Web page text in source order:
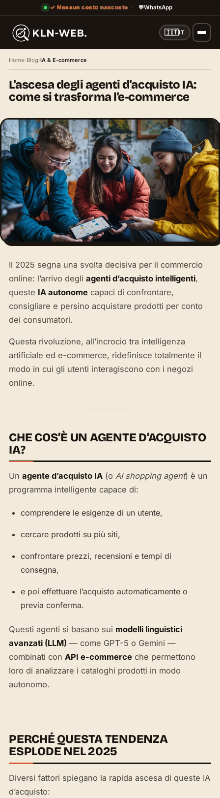
✓ Nessun costo nascosto · 💬WhatsApp
🇮🇹IT
Home›Blog›IA & E-commerce
L'ascesa degli agenti d'acquisto IA:
come si trasforma l'e-commerce
Il 2025 segna una svolta decisiva per il commercio
online: l’arrivo degli agenti d’acquisto intelligenti,
queste IA autonome capaci di confrontare,
consigliare e persino acquistare prodotti per conto
dei consumatori.
Questa rivoluzione, all’incrocio tra intelligenza
artificiale ed e-commerce, ridefinisce totalmente il
modo in cui gli utenti interagiscono con i negozi
online.
CHE COS’È UN AGENTE D’ACQUISTO
IA?
Un agente d’acquisto IA (o AI shopping agent) è un
programma intelligente capace di:
comprendere le esigenze di un utente,
cercare prodotti su più siti,
confrontare prezzi, recensioni e tempi di
consegna,
e poi effettuare l’acquisto automaticamente o
previa conferma.
Questi agenti si basano sui modelli linguistici
avanzati (LLM) — come GPT-5 o Gemini —
combinati con API e-commerce che permettono
loro di analizzare i cataloghi prodotti in modo
autonomo.
PERCHÉ QUESTA TENDENZA
ESPLODE NEL 2025
Diversi fattori spiegano la rapida ascesa di queste IA
d’acquisto: